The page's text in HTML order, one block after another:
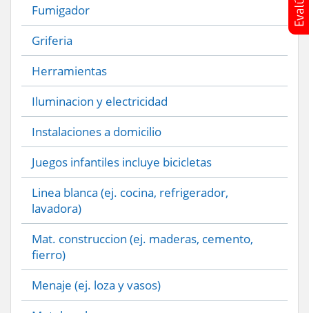
Fumigador
Griferia
Herramientas
Iluminacion y electricidad
Instalaciones a domicilio
Juegos infantiles incluye bicicletas
Linea blanca (ej. cocina, refrigerador,
lavadora)
Mat. construccion (ej. maderas, cemento,
fierro)
Menaje (ej. loza y vasos)